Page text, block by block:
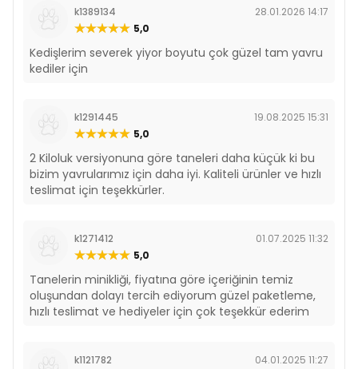
k1389134
28.01.2026 14:17
5,0
Kedişlerim severek yiyor boyutu çok güzel tam yavru
kediler için
k1291445
19.08.2025 15:31
5,0
2 Kiloluk versiyonuna göre taneleri daha küçük ki bu
bizim yavrularımız için daha iyi. Kaliteli ürünler ve hızlı
teslimat için teşekkürler.
k1271412
01.07.2025 11:32
5,0
Tanelerin minikliği, fiyatına göre içeriğinin temiz
oluşundan dolayı tercih ediyorum güzel paketleme,
hızlı teslimat ve hediyeler için çok teşekkür ederim
k1121782
04.01.2025 11:27